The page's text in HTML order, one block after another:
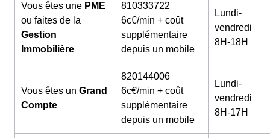
Vous êtes une PME
ou faites de la
Gestion
Immobilière
810333722
6c€/min + coût
supplémentaire
depuis un mobile
Lundi-
vendredi
8H-18H
Vous êtes un Grand
Compte
820144006
6c€/min + coût
supplémentaire
depuis un mobile
Lundi-
vendredi
8H-17H